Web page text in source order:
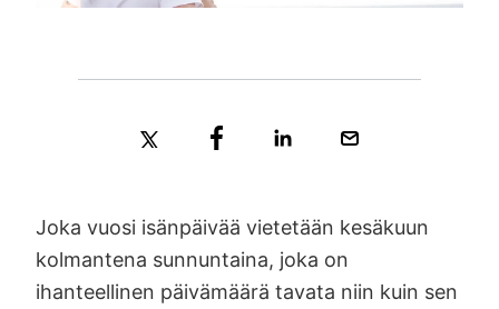
Joka vuosi isänpäivää vietetään kesäkuun
kolmantena sunnuntaina, joka on
ihanteellinen päivämäärä tavata niin kuin sen